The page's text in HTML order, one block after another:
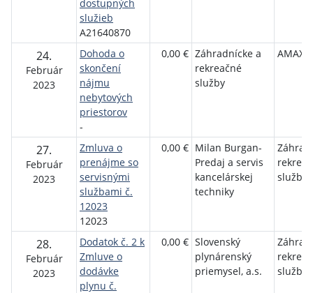
dostupných
služieb
A21640870
24.
Február
2023
Dohoda o
skončení
nájmu
nebytových
priestorov
-
0,00 € Záhradnícke a
rekreačné
služby
AMAX
27.
Február
2023
Zmluva o
prenájme so
servisnými
službami č.
12023
12023
0,00 € Milan Burgan-
Predaj a servis
kancelárskej
techniky
služby
28.
Február
2023
Dodatok č. 2 k
Zmluve o
dodávke
plynu č.
0,00 € Slovenský
plynárenský
priemysel, a.s.
služby